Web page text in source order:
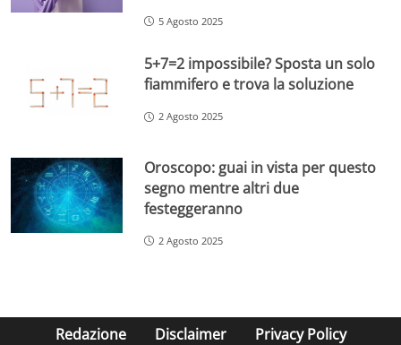
5 Agosto 2025
5+7=2 impossibile? Sposta un solo
fiammifero e trova la soluzione
2 Agosto 2025
Oroscopo: guai in vista per questo
segno mentre altri due
festeggeranno
2 Agosto 2025
Redazione Disclaimer Privacy Policy